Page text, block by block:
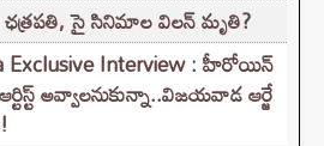
ఛత్రపతి, సై సినిమాల విలన్ మృతి?
Exclusive Interview : హీరోయిన్
అవ్వాలనుకున్నా..విజయవాడ ఆర్జే